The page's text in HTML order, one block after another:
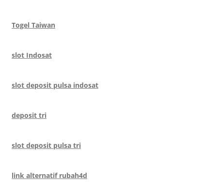
Togel Taiwan
slot Indosat
slot deposit pulsa indosat
deposit tri
slot deposit pulsa tri
link alternatif rubah4d